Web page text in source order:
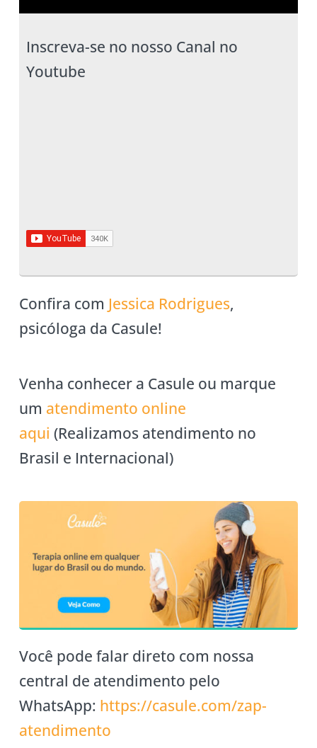
Inscreva-se no nosso Canal no
Youtube
Confira com Jessica Rodrigues,
psicóloga da Casule!
Venha conhecer a Casule ou marque
um atendimento online
aqui (Realizamos atendimento no
Brasil e Internacional)
Você pode falar direto com nossa
central de atendimento pelo
WhatsApp: https://casule.com/zap-
atendimento